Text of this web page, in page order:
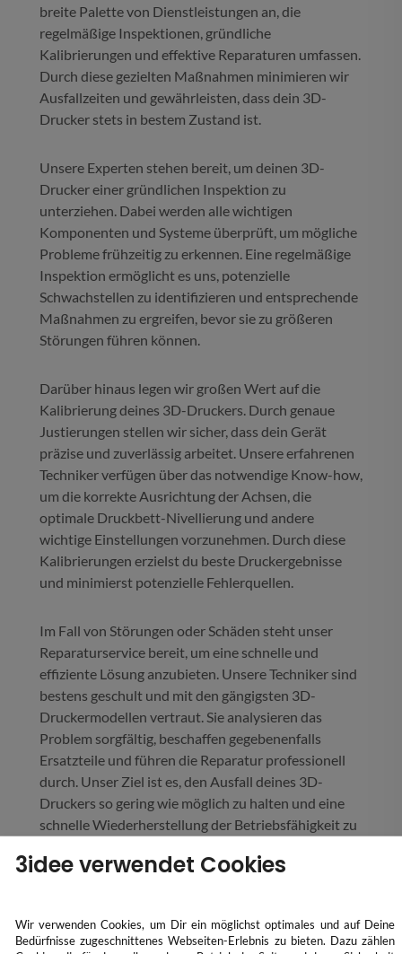
breite Palette von Dienstleistungen an, die
regelmäßige Inspektionen, gründliche
Kalibrierungen und effektive Reparaturen umfassen.
Durch diese gezielten Maßnahmen minimieren wir
Ausfallzeiten und gewährleisten, dass dein 3D-
Drucker stets in bestem Zustand ist.
Unsere Experten stehen bereit, um deinen 3D-
Drucker einer gründlichen Inspektion zu
unterziehen. Dabei werden alle wichtigen
Komponenten und Systeme überprüft, um mögliche
Probleme frühzeitig zu erkennen. Eine regelmäßige
Inspektion ermöglicht es uns, potenzielle
Schwachstellen zu identifizieren und entsprechende
Maßnahmen zu ergreifen, bevor sie zu größeren
Störungen führen können.
Darüber hinaus legen wir großen Wert auf die
Kalibrierung deines 3D-Druckers. Durch genaue
Justierungen stellen wir sicher, dass dein Gerät
präzise und zuverlässig arbeitet. Unsere erfahrenen
Techniker verfügen über das notwendige Know-how,
um die korrekte Ausrichtung der Achsen, die
optimale Druckbett-Nivellierung und andere
wichtige Einstellungen vorzunehmen. Durch diese
Kalibrierungen erzielst du beste Druckergebnisse
und minimierst potenzielle Fehlerquellen.
Im Fall von Störungen oder Schäden steht unser
Reparaturservice bereit, um eine schnelle und
effiziente Lösung anzubieten. Unsere Techniker sind
bestens geschult und mit den gängigsten 3D-
Druckermodellen vertraut. Sie analysieren das
Problem sorgfältig, beschaffen gegebenenfalls
Ersatzteile und führen die Reparatur professionell
durch. Unser Ziel ist es, den Ausfall deines 3D-
Druckers so gering wie möglich zu halten und eine
schnelle Wiederherstellung der Betriebsfähigkeit zu
3idee verwendet Cookies
Wir verwenden Cookies, um Dir ein möglichst optimales und auf Deine
Bedürfnisse zugeschnittenes Webseiten-Erlebnis zu bieten. Dazu zählen